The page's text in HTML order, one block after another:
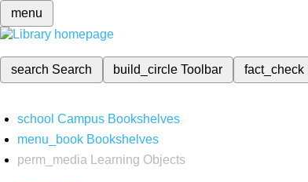
menu
search Search build_circleToolbar fact_check
school Campus Bookshelves
menu_book Bookshelves
perm_media
Learning Objects